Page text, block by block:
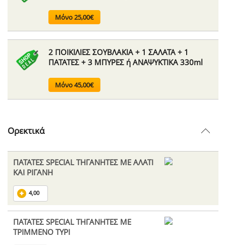
Μόνο 25,00€
2 ΠΟΙΚΙΛΙΕΣ ΣΟΥΒΛΑΚΙΑ + 1 ΣΑΛΑΤΑ + 1
ΠΑΤΑΤΕΣ + 3 ΜΠΥΡΕΣ ή ΑΝΑΨΥΚΤΙΚΑ 330ml
Μόνο 45,00€
Ορεκτικά
ΠΑΤΑΤΕΣ SPECIAL ΤΗΓΑΝΗΤΕΣ ΜΕ ΑΛΑΤΙ
KAI ΡΙΓΑΝΗ
4,00
ΠΑΤΑΤΕΣ SPECIAL ΤΗΓΑΝΗΤΕΣ ΜΕ
ΤΡΙΜΜΕΝΟ ΤΥΡΙ